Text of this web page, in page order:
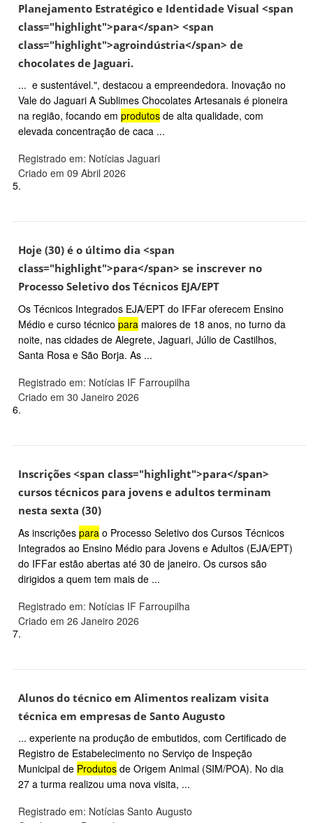
Planejamento Estratégico e Identidade Visual <span
class="highlight">para</span> <span
class="highlight">agroindústria</span> de
chocolates de Jaguari.
... e sustentável.", destacou a empreendedora. Inovação no
Vale do Jaguari A Sublimes Chocolates Artesanais é pioneira
na região, focando em produtos de alta qualidade, com
elevada concentração de caca ...
Registrado em: Notícias Jaguari
Criado em 09 Abril 2026
5.
Hoje (30) é o último dia <span
class="highlight">para</span> se inscrever no
Processo Seletivo dos Técnicos EJA/EPT
Os Técnicos Integrados EJA/EPT do IFFar oferecem Ensino
Médio e curso técnico para maiores de 18 anos, no turno da
noite, nas cidades de Alegrete, Jaguari, Júlio de Castilhos,
Santa Rosa e São Borja. As ...
Registrado em: Notícias IF Farroupilha
Criado em 30 Janeiro 2026
6.
Inscrições <span class="highlight">para</span>
cursos técnicos para jovens e adultos terminam
nesta sexta (30)
As inscrições para o Processo Seletivo dos Cursos Técnicos
Integrados ao Ensino Médio para Jovens e Adultos (EJA/EPT)
do IFFar estão abertas até 30 de janeiro. Os cursos são
dirigidos a quem tem mais de ...
Registrado em: Notícias IF Farroupilha
Criado em 26 Janeiro 2026
7.
Alunos do técnico em Alimentos realizam visita
técnica em empresas de Santo Augusto
... experiente na produção de embutidos, com Certificado de
Registro de Estabelecimento no Serviço de Inspeção
Municipal de Produtos de Origem Animal (SIM/POA). No dia
27 a turma realizou uma nova visita, ...
Registrado em: Notícias Santo Augusto